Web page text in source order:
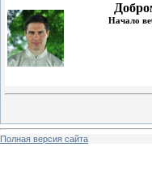
Начало
Полная версия сайта